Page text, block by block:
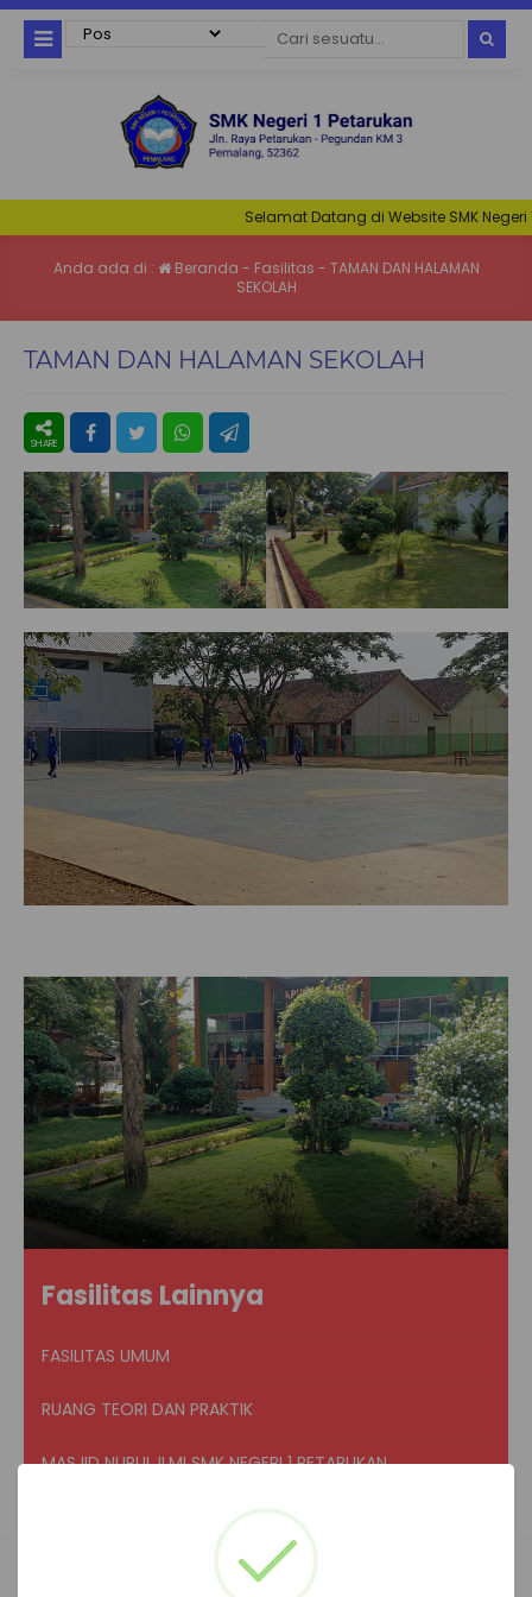
Selamat Datang di Website SMK Negeri
Anda ada di : Beranda - Fasilitas - TAMAN DAN HALAMAN
SEKOLAH
TAMAN DAN HALAMAN SEKOLAH
Fasilitas Lainnya
FASILITAS UMUM
RUANG TEORI DAN PRAKTIK
MASJID NURUL ILMI SMK NEGERI 1 PETARUKAN